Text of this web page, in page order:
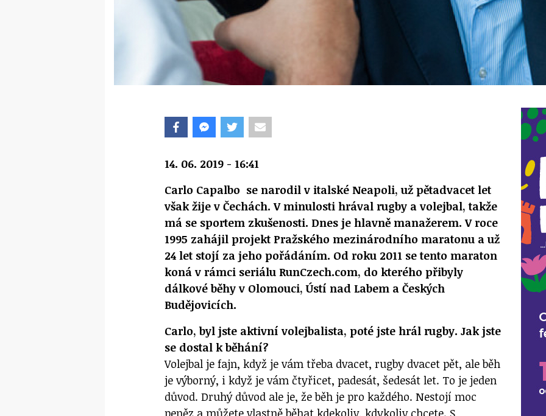
14. 06. 2019 - 16:41
Carlo Capalbo se narodil v italské Neapoli, už pětadvacet let
však žije v Čechách. V minulosti hrával rugby a volejbal, takže
má se sportem zkušenosti. Dnes je hlavně manažerem. V roce
1995 zahájil projekt Pražského mezinárodního maratonu a už
24 let stojí za jeho pořádáním. Od roku 2011 se tento maraton
koná v rámci seriálu RunCzech.com, do kterého přibyly
dálkové běhy v Olomouci, Ústí nad Labem a Českých
Budějovicích.
Carlo, byl jste aktivní volejbalista, poté jste hrál rugby. Jak jste
se dostal k běhání?
Volejbal je fajn, když je vám třeba dvacet, rugby dvacet pět, ale běh
je výborný, i když je vám čtyřicet, padesát, šedesát let. To je jeden
důvod. Druhý důvod ale je, že běh je pro každého. Nestojí moc
peněz a můžete vlastně běhat kdekoliv, kdykoliv chcete. S